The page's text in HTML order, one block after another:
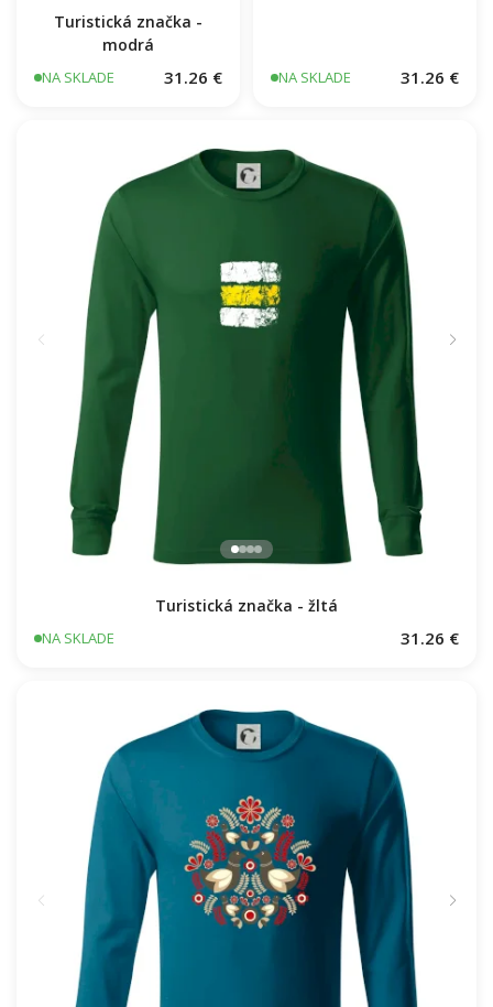
Turistická značka -
modrá
NA SKLADE 31.26 € NA SKLADE 31.26 €
Turistická značka - žltá
NA SKLADE 31.26 €